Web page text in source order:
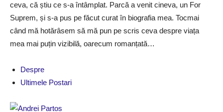
ceva, că știu ce s-a întâmplat. Parcă a venit cineva, un For
Suprem, și s-a pus pe făcut curat în biografia mea. Tocmai
când mă hotărâsem să mă pun pe scris ceva despre viața
mea mai puțin vizibilă, oarecum romanțată…
Despre
Ultimele Postari